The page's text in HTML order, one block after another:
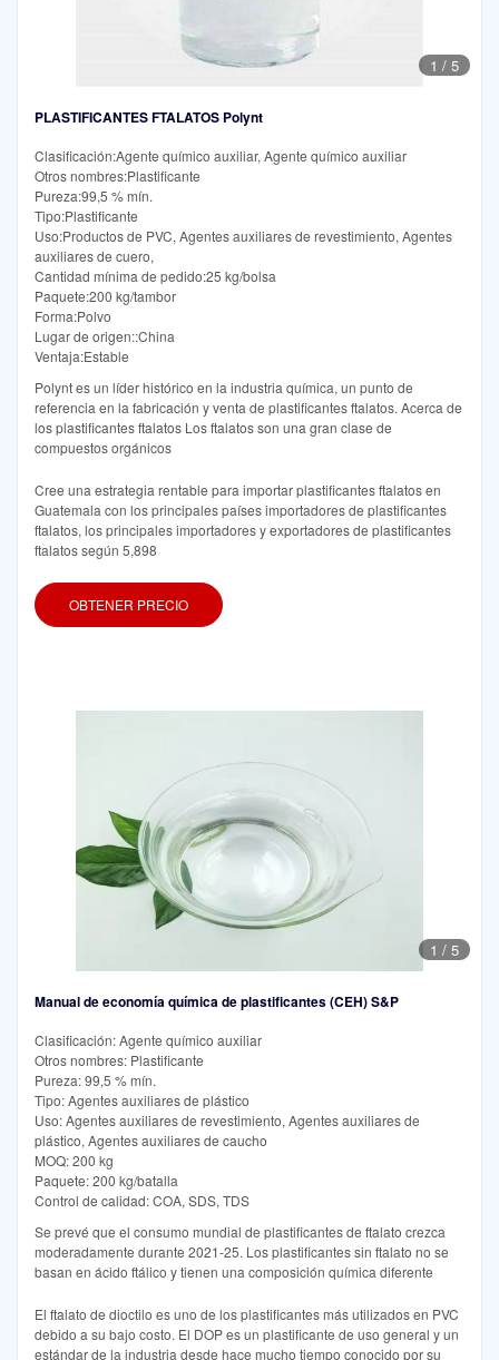
1 / 5
PLASTIFICANTES FTALATOS Polynt
Clasificación:Agente químico auxiliar, Agente químico auxiliar
Otros nombres:Plastificante
Pureza:99,5 % mín.
Tipo:Plastificante
Uso:Productos de PVC, Agentes auxiliares de revestimiento, Agentes
auxiliares de cuero,
Cantidad mínima de pedido:25 kg/bolsa
Paquete:200 kg/tambor
Forma:Polvo
Lugar de origen::China
Ventaja:Estable
Polynt es un líder histórico en la industria química, un punto de
referencia en la fabricación y venta de plastificantes ftalatos. Acerca de
los plastificantes ftalatos Los ftalatos son una gran clase de
compuestos orgánicos
Cree una estrategia rentable para importar plastificantes ftalatos en
Guatemala con los principales países importadores de plastificantes
ftalatos, los principales importadores y exportadores de plastificantes
ftalatos según 5,898
OBTENER PRECIO
1 / 5
Manual de economía química de plastificantes (CEH) S&P
Clasificación: Agente químico auxiliar
Otros nombres: Plastificante
Pureza: 99,5 % mín.
Tipo: Agentes auxiliares de plástico
Uso: Agentes auxiliares de revestimiento, Agentes auxiliares de
plástico, Agentes auxiliares de caucho
MOQ: 200 kg
Paquete: 200 kg/batalla
Control de calidad: COA, SDS, TDS
Se prevé que el consumo mundial de plastificantes de ftalato crezca
moderadamente durante 2021-25. Los plastificantes sin ftalato no se
basan en ácido ftálico y tienen una composición química diferente
El ftalato de dioctilo es uno de los plastificantes más utilizados en PVC
debido a su bajo costo. El DOP es un plastificante de uso general y un
estándar de la industria desde hace mucho tiempo conocido por su